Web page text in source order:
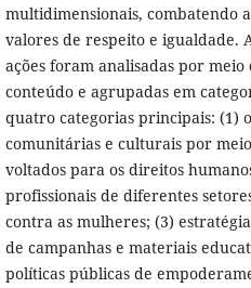
multidimensionais, combatendo
valores de respeito e igualdade.
ações foram analisadas por meio
conteúdo e agrupadas em
quatro categorias principais: (1)
comunitárias e culturais por
voltados para os direitos
profissionais de diferentes
contra as mulheres; (3)
de campanhas e materiais
políticas públicas de